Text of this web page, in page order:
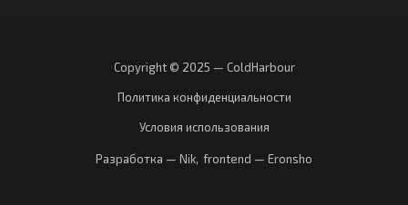
Copyright © 2025 — ColdHarbour
Политика конфиденциальности
Условия использования
Разработка — Nik, frontend — Eronsho